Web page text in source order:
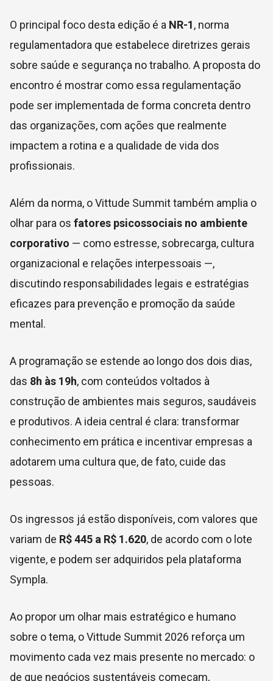
O principal foco desta edição é a NR-1, norma
regulamentadora que estabelece diretrizes gerais
sobre saúde e segurança no trabalho. A proposta do
encontro é mostrar como essa regulamentação
pode ser implementada de forma concreta dentro
das organizações, com ações que realmente
impactem a rotina e a qualidade de vida dos
profissionais.
Além da norma, o Vittude Summit também amplia o
olhar para os fatores psicossociais no ambiente
corporativo — como estresse, sobrecarga, cultura
organizacional e relações interpessoais —,
discutindo responsabilidades legais e estratégias
eficazes para prevenção e promoção da saúde
mental.
A programação se estende ao longo dos dois dias,
das 8h às 19h, com conteúdos voltados à
construção de ambientes mais seguros, saudáveis
e produtivos. A ideia central é clara: transformar
conhecimento em prática e incentivar empresas a
adotarem uma cultura que, de fato, cuide das
pessoas.
Os ingressos já estão disponíveis, com valores que
variam de R$ 445 a R$ 1.620, de acordo com o lote
vigente, e podem ser adquiridos pela plataforma
Sympla.
Ao propor um olhar mais estratégico e humano
sobre o tema, o Vittude Summit 2026 reforça um
movimento cada vez mais presente no mercado: o
de que negócios sustentáveis começam,